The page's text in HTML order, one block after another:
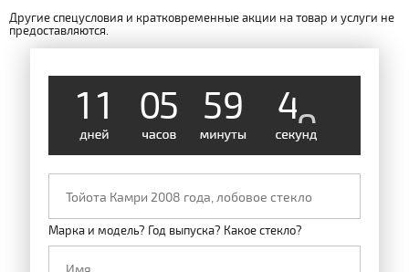
Другие спецусловия и кратковременные акции на товар и услуги не
предоставляются.
1 1 05 59 48
Марка и модель? Год выпуска? Какое стекло?